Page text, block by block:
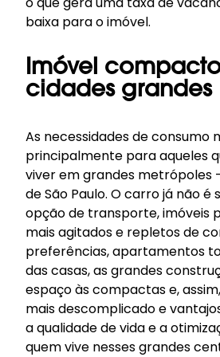
baixa para o imóvel.
Imóvel
cidades grandes
As necessidades de consumo
principalmente para aqueles
viver em grandes metrópoles
deSão Paulo. O carro já não é
opção de transporte, imóveis
mais agitados e repletos de
preferências, apartamentos
das casas, as grandes
espaço às compactas e,
mais descomplicado e
a qualidade de vida e a
quem vive nesses grandes